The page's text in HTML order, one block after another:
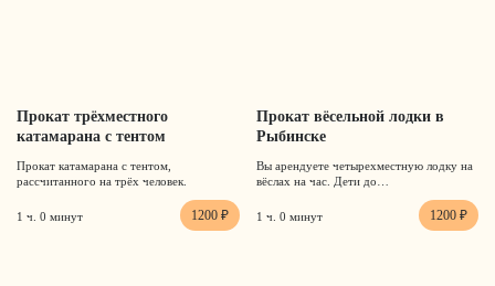
Прокат трёхместного
катамарана с тентом
Прокат катамарана с тентом,
рассчитанного на трёх человек.
1 ч. 0 минут 1200 ₽
Прокат вёсельной лодки в
Рыбинске
Вы арендуете четырехместную лодку на
вёслах на час. Дети до…
1 ч. 0 минут 1200 ₽